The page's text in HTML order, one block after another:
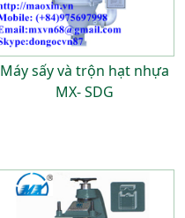
Máy sấy và trộn hạt nhựa
MX- SDG